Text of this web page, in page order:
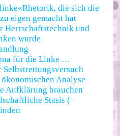
die sich die
eigen gemacht hat
Herrschaftstechnik und
wurde
für die Linke …
Analyse
Aufklärung brauchen
Stasis (=